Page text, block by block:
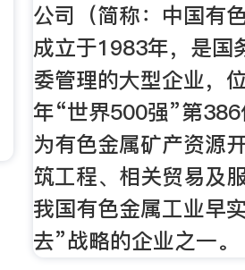
公司（简称：中国有色
成立于1983年，是国
委管理的大型企业，
年“世界500强”第
为有色金属矿产资源
筑工程、相关贸易及
我国有色金属工业早
去”战略的企业之一。